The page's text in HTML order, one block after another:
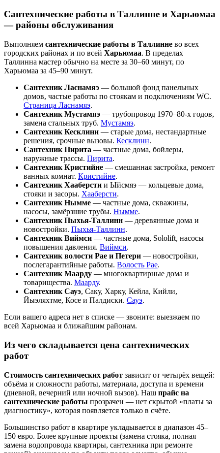
Сантехнические работы в Таллинне и Харьюмаа
— районы обслуживания
Выполняем сантехнические работы в Таллинне во всех
городских районах и по всей Харьюмаа. В пределах
Таллинна мастер обычно на месте за 30–60 минут, по
Харьюмаа за 45–90 минут.
Сантехник Ласнамяэ — большой фонд панельных
домов, частые работы по стоякам и подключениям WC.
Страница Ласнамяэ.
Сантехник Мустамяэ — трубопровод 1970–80-х годов,
замена стальных труб. Мустамяэ.
Сантехник Кесклинн — старые дома, нестандартные
решения, срочные вызовы. Кесклинн.
Сантехник Пирита — частные дома, бойлеры,
наружные трассы. Пирита.
Сантехник Кристийне — смешанная застройка, ремонт
ванных комнат. Кристийне.
Сантехник Хааберсти и Ыйсмяэ — кольцевые дома,
стояки и засоры. Хааберсти.
Сантехник Нымме — частные дома, скважины,
насосы, замёрзшие трубы. Нымме.
Сантехник Пыхья-Таллинн — деревянные дома и
новостройки. Пыхья-Таллинн.
Сантехник Виймси — частные дома, Sololift, насосы
повышения давления. Виймси.
Сантехник волости Рае и Петери — новостройки,
послегарантийные работы. Волость Рае.
Сантехник Маарду — многоквартирные дома и
товарищества. Маарду.
Сантехник Сауэ, Саку, Харку, Кейла, Кийли,
Йыэляхтме, Косе и Палдиски. Сауэ.
Если вашего адреса нет в списке — звоните: выезжаем по
всей Харьюмаа и ближайшим районам.
Из чего складывается цена сантехнических
работ
Стоимость сантехнических работ зависит от четырёх вещей:
объёма и сложности работы, материала, доступа и времени
(дневной, вечерний или ночной вызов). Наш прайс на
сантехнические работы прозрачен — нет скрытой «платы за
диагностику», которая появляется только в счёте.
Большинство работ в квартире укладывается в диапазон 45–
150 евро. Более крупные проекты (замена стояка, полная
замена водопровода квартиры, сантехника при ремонте